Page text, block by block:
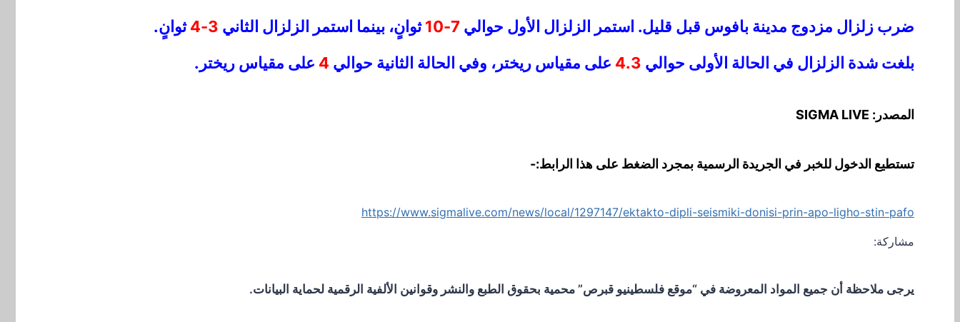
ضرب زلزال مزدوج مدينة بافوس قبل قليل. استمر الزلزال الأول حوالي ثوانٍ، بينما استمر الزلزال الثاني 3-4
ثوانٍ.
بلغت شدة الزلزال في الحالة الأولى حوالي
على مقياس ريختر، وفي الحالة الثانية حوالي 4 على مقياس ريختر.
المصدر: SIGMA LIVE
تستطيع الدخول للخبر في الجريدة الرسمية بمجرد الضغط على هذا الرابط:-
https://www.sigmalive.com/news/local/1297147/ektakto-dipli-seismiki-donisi-prin-apo-ligho-stin-pafo
مشاركة:
يرجى ملاحظة أن جميع المواد المعروضة في “موقع فلسطينيو قبرص” محمية بحقوق الطبع والنشر وقوانين الألفية الرقمية لحماية البيانات.